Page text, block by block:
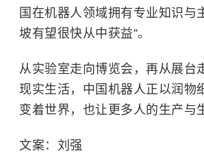
国在机器人领域拥有专业知识与
坡有望很快从中获益”。
从实验室走向博览会，再从展台
现实生活，中国机器人正以润物
变着世界，也让更多人的生产与
文案：刘强